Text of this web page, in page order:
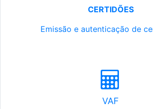
CERTIDÕES
Emissão e autenticação de
VAF